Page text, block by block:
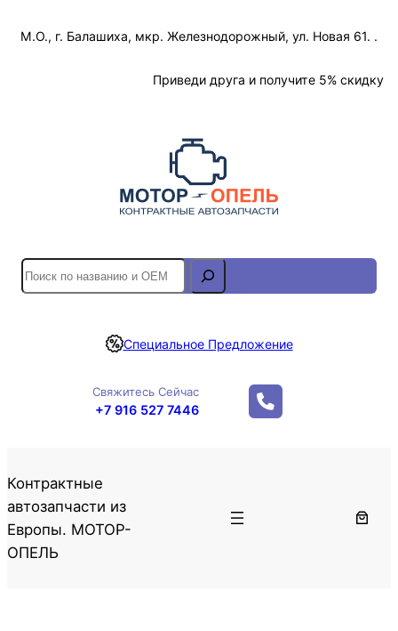
М.О., г. Балашиха, мкр. Железнодорожный, ул. Новая 61. .
Приведи друга и получите 5% скидку
S
e
r
Специальное Предложение
Свяжитесь Сейчас
+7 916 527 7446
Контрактные
автозапчасти из
Европы. МОТОР-
ОПЕЛЬ